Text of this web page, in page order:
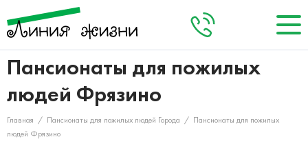
О нас
Кто мы
Наша команда
Акции
Наши пансионаты
+8 (495) 984-04-92
Запланировать визит
Пансионаты для пожилых
людей Фрязино
Главная / Пансионаты для пожилых людей Города / Пансионаты для пожилых
людей Фрязино